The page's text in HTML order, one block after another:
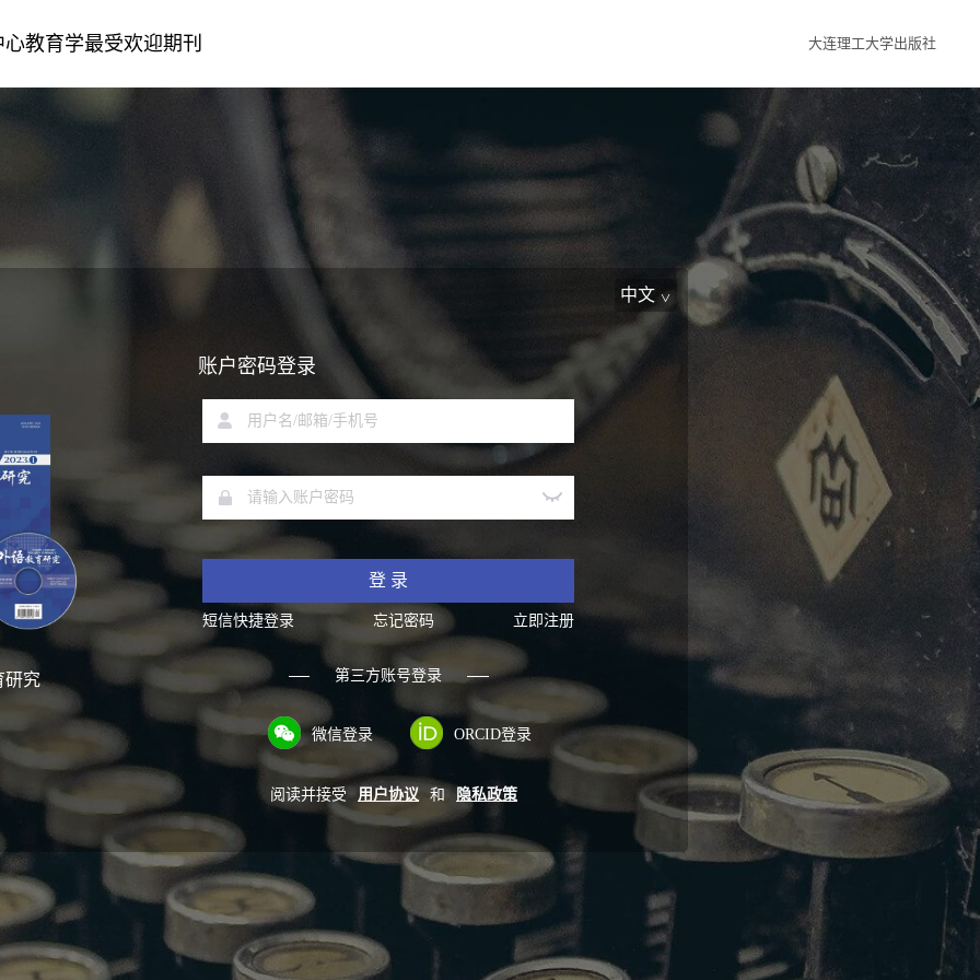
教育学最受欢迎期刊 大连理工大学出版社
中文
研究
账户密码登录
登 录
短信快捷登录 忘记密码 立即注册
第三方账号登录
微信登录 ORCID登录
阅读并接受 用户协议 和 隐私政策